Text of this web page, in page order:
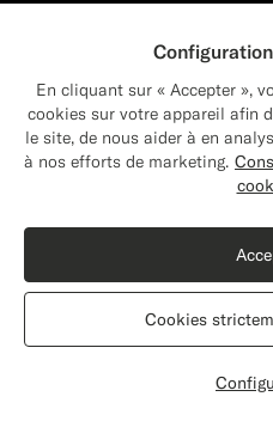
Acheter le look
Smoking trois pièces Lazio
Personnaliser
Services
À propos
Leader en
Expédition
Mettez à jour votre
pour
États-
Modifier
En cliquant sur « Accepter »,
cookies sur votre appareil afin
le site, de nous aider à en
à nos efforts de marketing.
Cookies